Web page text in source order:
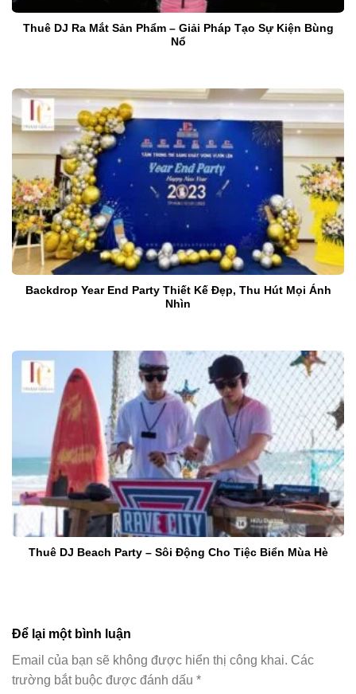
Thuê DJ Ra Mắt Sản Phẩm – Giải Pháp Tạo Sự Kiện Bùng
Nổ
Backdrop Year End Party Thiết Kế Đẹp, Thu Hút Mọi Ánh
Nhìn
Thuê DJ Beach Party – Sôi Động Cho Tiệc Biển Mùa Hè
Để lại một bình luận
Email của bạn sẽ không được hiển thị công khai. Các
trường bắt buộc được đánh dấu *